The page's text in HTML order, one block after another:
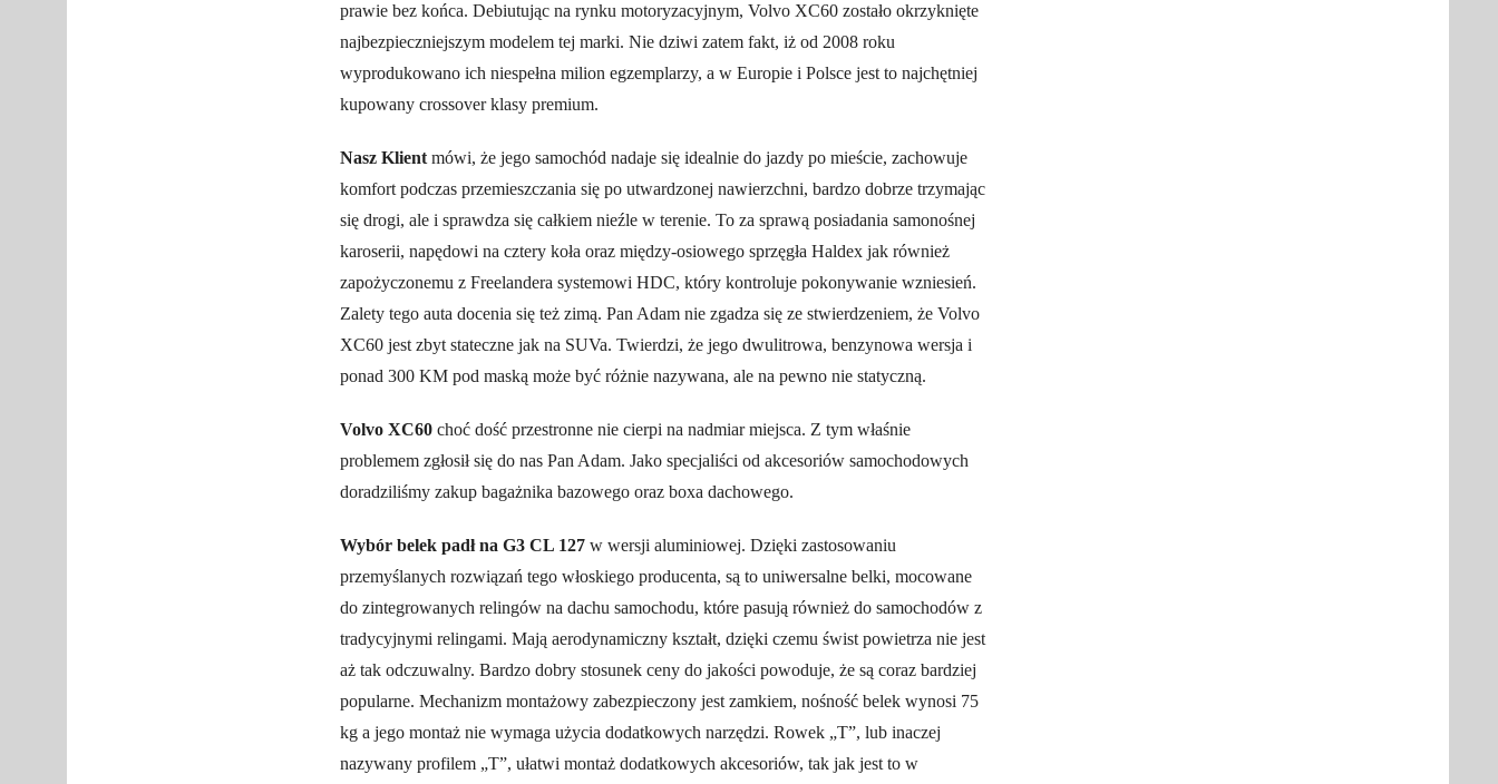
prawie bez końca. Debiutując na rynku motoryzacyjnym, Volvo XC60 zostało okrzyknięte
najbezpieczniejszym modelem tej marki. Nie dziwi zatem fakt, iż od 2008 roku
wyprodukowano ich niespełna milion egzemplarzy, a w Europie i Polsce jest to najchętniej
kupowany crossover klasy premium.
Nasz Klient mówi, że jego samochód nadaje się idealnie do jazdy po mieście, zachowuje
komfort podczas przemieszczania się po utwardzonej nawierzchni, bardzo dobrze trzymając
się drogi, ale i sprawdza się całkiem nieźle w terenie. To za sprawą posiadania samonośnej
karoserii, napędowi na cztery koła oraz między-osiowego sprzęgła Haldex jak również
zapożyczonemu z Freelandera systemowi HDC, który kontroluje pokonywanie wzniesień.
Zalety tego auta docenia się też zimą. Pan Adam nie zgadza się ze stwierdzeniem, że Volvo
XC60 jest zbyt stateczne jak na SUVa. Twierdzi, że jego dwulitrowa, benzynowa wersja i
ponad 300 KM pod maską może być różnie nazywana, ale na pewno nie statyczną.
Volvo XC60 choć dość przestronne nie cierpi na nadmiar miejsca. Z tym właśnie
problemem zgłosił się do nas Pan Adam. Jako specjaliści od akcesoriów samochodowych
doradziliśmy zakup bagażnika bazowego oraz boxa dachowego.
Wybór belek padł na G3 CL 127 w wersji aluminiowej. Dzięki zastosowaniu
przemyślanych rozwiązań tego włoskiego producenta, są to uniwersalne belki, mocowane
do zintegrowanych relingów na dachu samochodu, które pasują również do samochodów z
tradycyjnymi relingami. Mają aerodynamiczny kształt, dzięki czemu świst powietrza nie jest
aż tak odczuwalny. Bardzo dobry stosunek ceny do jakości powoduje, że są coraz bardziej
popularne. Mechanizm montażowy zabezpieczony jest zamkiem, nośność belek wynosi 75
kg a jego montaż nie wymaga użycia dodatkowych narzędzi. Rowek „T”, lub inaczej
nazywany profilem „T”, ułatwi montaż dodatkowych akcesoriów, tak jak jest to w